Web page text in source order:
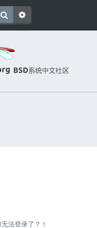
法登录了？！